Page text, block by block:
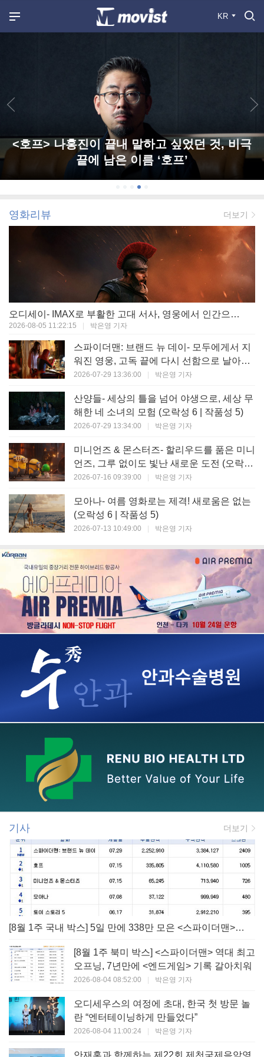
KR
<호프> 나홍진이 끝내 말하고 싶었던 것, 비극
끝에 남은 이름 ‘호프’
영화리뷰 더보기
오디세이- IMAX로 부활한 고대 서사, 영웅에서 인간으로의 귀환 (오락성 9 | 작품성 9)
2026-08-05 11:22:15 박은영 기자
스파이더맨: 브랜드 뉴 데이- 모두에게서 지
워진 영웅, 고독 끝에 다시 선함으로 날아오
르다 (오락성 8 | 작품성 8)
2026-07-29 13:36:00 박은영 기자
산양들- 세상의 틀을 넘어 야생으로, 세상 무
해한 네 소녀의 모험 (오락성 6 | 작품성 5)
2026-07-29 13:34:00 박은영 기자
미니언즈 & 몬스터즈- 할리우드를 품은 미니
언즈, 그루 없이도 빛난 새로운 도전 (오락성
7 | 작품성 6)
2026-07-16 09:39:00 박은영 기자
모아나- 여름 영화로는 제격! 새로움은 없는
(오락성 6 | 작품성 5)
2026-07-13 10:49:00 박은영 기자
기사 더보기
[8월 1주 국내 박스] 5일 만에 338만 모은 <스파이더맨> 극장가 235% 대반등, <호프>는 400만 돌파
[8월 1주 북미 박스] <스파이더맨> 역대 최고
오프닝, 7년만에 <엔드게임> 기록 갈아치워
2026-08-04 08:52:00 | 박은영 기자
오디세우스의 여정에 초대, 한국 첫 방문 놀
란 “엔터테이닝하게 만들었다”
2026-08-04 11:00:24 | 박은영 기자
안재홍과 함께하는 제22회 제천국제음악영